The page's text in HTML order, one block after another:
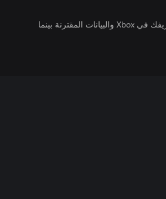
يتلقى ناشرو الألعاب التي تقوم بتشغيلها وصولاً إلى معلومات ملف تعريفك في Xbox والبيانات المقترنة بينما